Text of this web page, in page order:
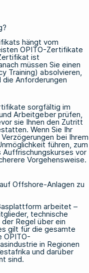
hängt vom
OPITO-Zertifikate
ist
müssen Sie einen
Training) absolvieren,
die Anforderungen
sorgfältig im
Arbeitgeber prüfen,
sie Ihnen den Zutritt
Wenn Sie Ihr
bei Ihrem
führen, zum
Auffrischungskurses vor
Vorgehensweise.
Offshore-Anlagen zu
arbeitet –
technische
Regel über ein
gilt für die gesamte
OPITO-
in Regionen
und darüber
sind.